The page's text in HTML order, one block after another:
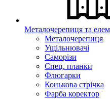
Металочерепиця та
Металочерепиця
Ущільнювачі
Саморізи
Спец. планки
Флюгарки
Конькова стрічка
Фарба коректор